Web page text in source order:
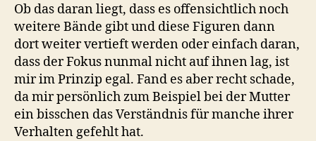
Ob das daran liegt, dass es offensichtlich noch
weitere Bände gibt und diese Figuren dann
dort weiter vertieft werden oder einfach daran,
dass der Fokus nunmal nicht auf ihnen lag, ist
mir im Prinzip egal. Fand es aber recht schade,
da mir persönlich zum Beispiel bei der Mutter
ein bisschen das Verständnis für manche ihrer
Verhalten gefehlt hat.